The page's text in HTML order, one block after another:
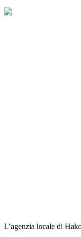
L’agenzia locale di